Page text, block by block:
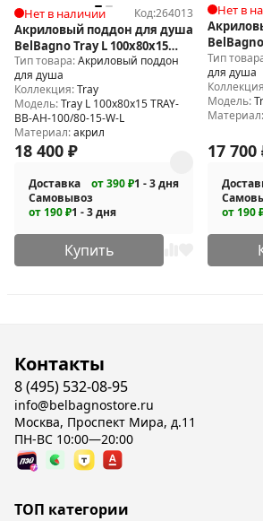
Нет в наличии Код:264013
Акриловый поддон для душа
BelBagno Tray L 100x80x15
TRAY-BB-AH-100/80-15-W-L
Тип товара:Акриловый поддон
для душа
Коллекция:Tray
Модель:Tray L 100x80x15 TRAY-
BB-AH-100/80-15-W-L
Материал:акрил
18 400 ₽
Доставка от 390 ₽1 - 3 дня
Самовывоз
от 190 ₽1 - 3 дня
Купить
Нет в
Тип
для душа
Модель:
Материал:
17 700
от 190
Контакты
8 (495) 532-08-95
info@belbagnostore.ru
Москва, Проспект Мира, д.11
ПН-ВС 10:00—20:00
ТОП категории